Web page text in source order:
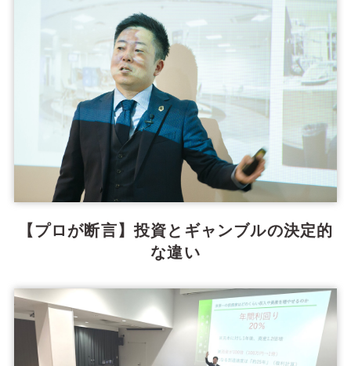
【プロが断言】投資とギャンブルの決定的
な違い